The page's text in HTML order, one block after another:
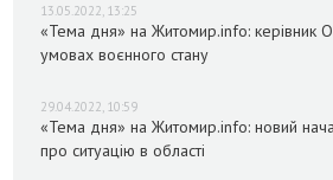
13.05.2022, 13:25
«Тема дня» на Житомир.info: керівник
умовах воєнного стану
29.04.2022, 10:59
«Тема дня» на Житомир.info: новий
про ситуацію в області